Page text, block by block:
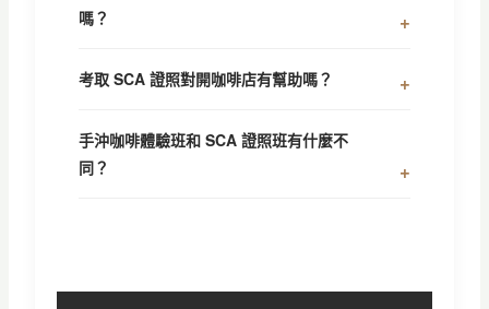
嗎？
考取 SCA 證照對開咖啡店有幫助嗎？
手沖咖啡體驗班和 SCA 證照班有什麼不
同？